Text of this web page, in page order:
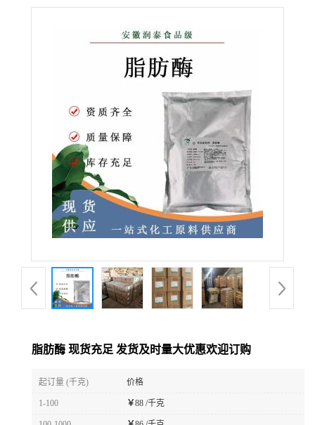
脂肪酶 现货充足 发货及时量大优惠欢迎订购
起订量 (千克) 价格
1-100 ￥88 /千克